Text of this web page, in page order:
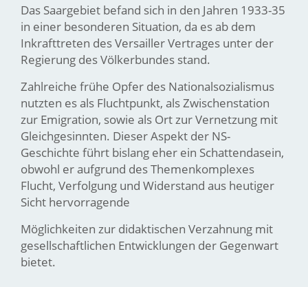
Das Saargebiet befand sich in den Jahren 1933-35
in einer besonderen Situation, da es ab dem
Inkrafttreten des Versailler Vertrages unter der
Regierung des Völkerbundes stand.
Zahlreiche frühe Opfer des Nationalsozialismus
nutzten es als Fluchtpunkt, als Zwischenstation
zur Emigration, sowie als Ort zur Vernetzung mit
Gleichgesinnten. Dieser Aspekt der NS-
Geschichte führt bislang eher ein Schattendasein,
obwohl er aufgrund des Themenkomplexes
Flucht, Verfolgung und Widerstand aus heutiger
Sicht hervorragende
Möglichkeiten zur didaktischen Verzahnung mit
gesellschaftlichen Entwicklungen der Gegenwart
bietet.